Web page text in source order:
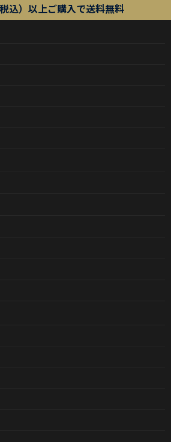
込）以上ご購入で送料無料